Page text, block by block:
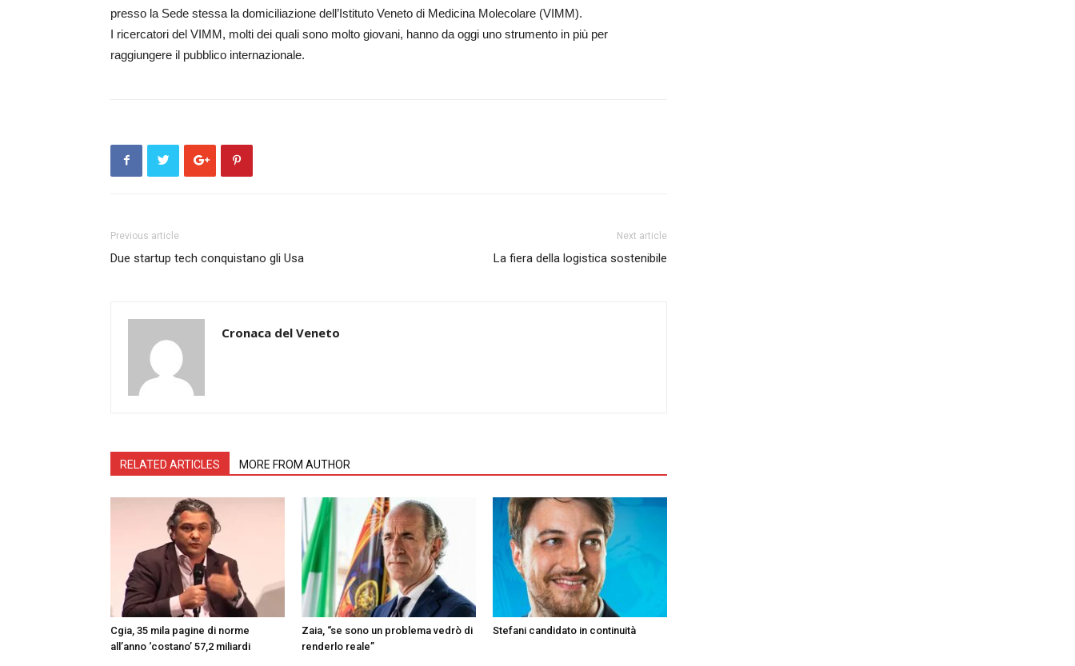
presso la Sede stessa la domiciliazione dell’Istituto Veneto di Medicina Molecolare (VIMM).
I ricercatori del VIMM, molti dei quali sono molto giovani, hanno da oggi uno strumento in più per
raggiungere il pubblico internazionale.
Previous article
Due startup tech conquistano gli Usa
Next article
La fiera della logistica sostenibile
Cronaca del Veneto
RELATED ARTICLES MORE FROM AUTHOR
Cgia, 35 mila pagine di norme
all’anno ‘costano’ 57,2 miliardi
Zaia, “se sono un problema vedrò di
renderlo reale”
Stefani candidato in continuità